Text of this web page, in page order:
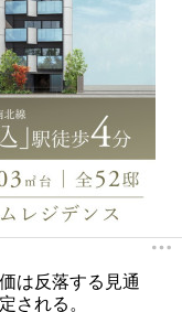
は反落する見通
される。